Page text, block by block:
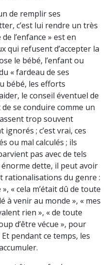
de remplir ses
c’est lui rendre un très
l’enfance » est en
qui refusent d’accepter la
le bébé, l’enfant ou
« fardeau de ses
bébé, les efforts
le conseil éventuel de
se conduire comme un
trop souvent
; c’est vrai, ces
ou mal calculés ; ils
pas avec de tels
dette, il peut avoir
rationalisations du genre :
« cela m’était dû de toute
à venir au monde », « mes
rien », « de toute
d’être vécue », pour
pendant ce temps, les